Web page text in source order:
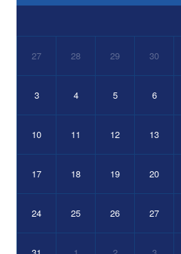
27 28 29 30
3 4 5 6
10 11 12 13
17 18 19 20
24 25 26 27